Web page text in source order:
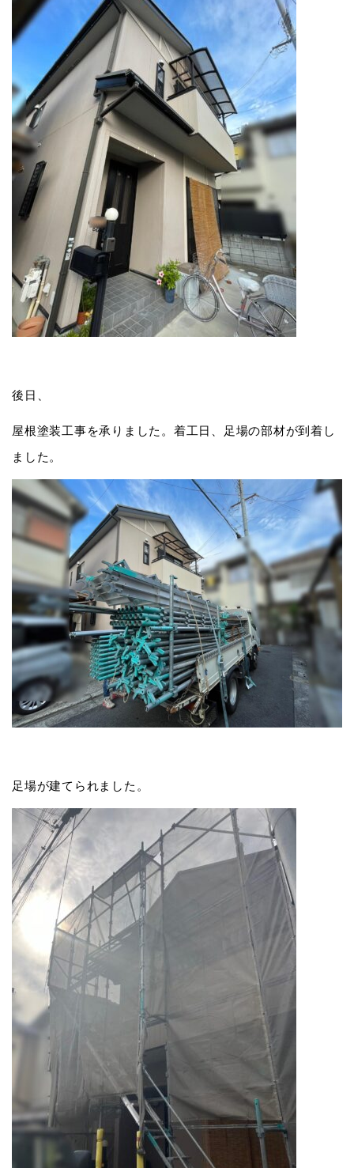
後日、
屋根塗装工事を承りました。着工日、足場の部材が到着し
ました。
足場が建てられました。